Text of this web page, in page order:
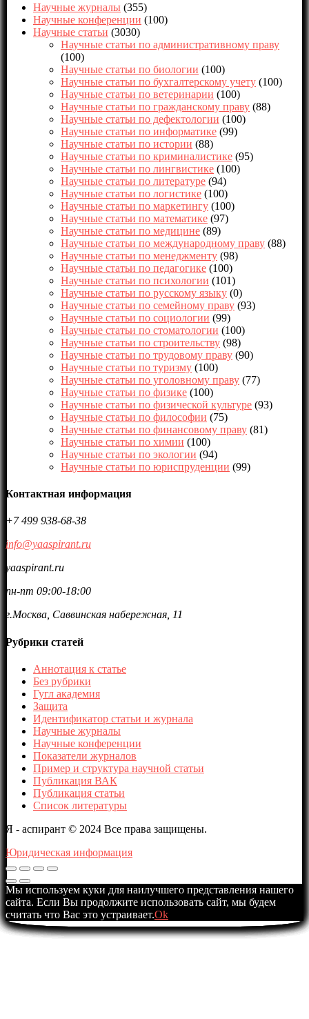
Научные журналы (355)
Научные конференции (100)
Научные статьи (3030)
Научные статьи по административному праву
(100)
Научные статьи по биологии (100)
Научные статьи по бухгалтерскому учету (100)
Научные статьи по ветеринарии (100)
Научные статьи по гражданскому праву (88)
Научные статьи по дефектологии (100)
Научные статьи по информатике (99)
Научные статьи по истории (88)
Научные статьи по криминалистике (95)
Научные статьи по лингвистике (100)
Научные статьи по литературе (94)
Научные статьи по логистике (100)
Научные статьи по маркетингу (100)
Научные статьи по математике (97)
Научные статьи по медицине (89)
Научные статьи по международному праву (88)
Научные статьи по менеджменту (98)
Научные статьи по педагогике (100)
Научные статьи по психологии (101)
Научные статьи по русскому языку (0)
Научные статьи по семейному праву (93)
Научные статьи по социологии (99)
Научные статьи по стоматологии (100)
Научные статьи по строительству (98)
Научные статьи по трудовому праву (90)
Научные статьи по туризму (100)
Научные статьи по уголовному праву (77)
Научные статьи по физике (100)
Научные статьи по физической культуре (93)
Научные статьи по философии (75)
Научные статьи по финансовому праву (81)
Научные статьи по химии (100)
Научные статьи по экологии (94)
Научные статьи по юриспруденции (99)
Контактная информация
+7 499 938-68-38
info@yaaspirant.ru
yaaspirant.ru
пн-пт 09:00-18:00
г.Москва, Саввинская набережная, 11
Рубрики статей
Аннотация к статье
Без рубрики
Гугл академия
Защита
Идентификатор статьи и журнала
Научные журналы
Научные конференции
Показатели журналов
Пример и структура научной статьи
Публикация ВАК
Публикация статьи
Список литературы
Я - аспирант © 2024 Все права защищены.
Юридическая информация
Мы используем куки для наилучшего представления нашего
сайта. Если Вы продолжите использовать сайт, мы будем
считать что Вас это устраивает.Ok